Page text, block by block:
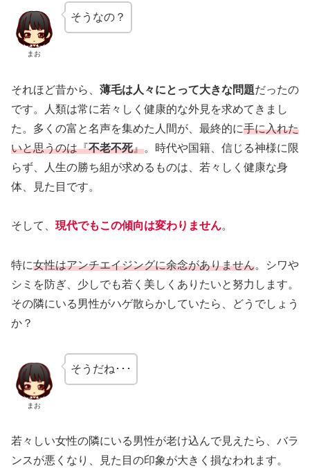
まお
そうなの？
それほど昔から、 薄毛は人々にとって大きな問題だったの
です。人類は常に若々しく健康的な外見を求めてきまし
た。多くの富と名声を集めた人間が、最終的に手に入れた
いと思うのは『不老不死』。時代や国籍、信じる神様に限
らず、人生の勝ち組が求めるものは、若々しく健康な身
体、見た目です。
そして、 現代でもこの傾向は変わりません。
特に女性はアンチエイジングに余念がありません。シワや
シミを防ぎ、少しでも若く美しくありたいと努力します。
その隣にいる男性がハゲ散らかしていたら、どうでしょう
か？
まお
そうだね･･･
若々しい女性の隣にいる男性が老け込んで見えたら、バラ
ンスが悪くなり、見た目の印象が大きく損なわれます。